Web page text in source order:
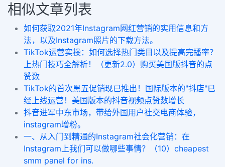
相似文章列表
如何获取2021年Instagram网红营销的实用信息和方
法，以及Instagram照片的下载方法。
TikTok运营实操：如何选择热门类目以及提高完播率？
上热门技巧全解析！（更新2.0）购买美国版抖音的点
赞数
TikTok的首次黑五促销现已推出！国际版本的"抖店"已
经上线运营！美国版本的抖音视频点赞数增长
抖音进军中东市场，带给外国用户社交电商体验，
instagram增粉。
一、从入门到精通的Instagram社会化营销：在
Instagram上我们可以做哪些事情？（10）cheapest
smm panel for ins.